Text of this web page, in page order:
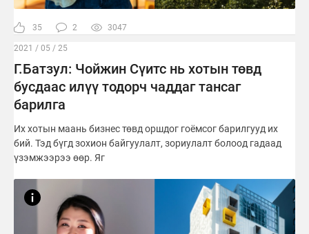
35 2 3047
2021 / 05 / 25
Г.Батзул: Чойжин Сүитс нь хотын төвд
бусдаас илүү тодорч чаддаг тансаг
барилга
Их хотын маань бизнес төвд оршдог гоёмсог барилгууд их
бий. Тэд бүгд зохион байгуулалт, зориулалт болоод гадаад
үзэмжээрээ өөр. Яг